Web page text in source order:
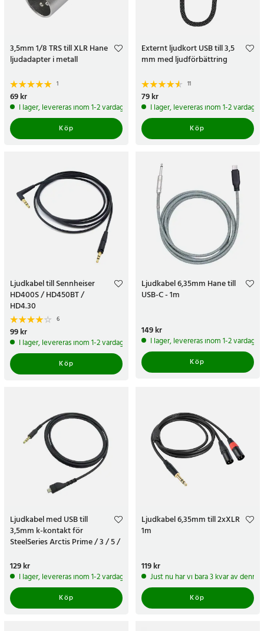
3,5mm 1/8 TRS till XLR Hane
ljudadapter i metall
1
Pris:
69 kr
I lager, levereras inom 1-2 vardagar
Köp
Externt ljudkort USB till 3,5
mm med ljudförbättring
11
Pris:
79 kr
I lager, levereras inom 1-2 vardagar
Köp
Ljudkabel till Sennheiser
HD400S / HD450BT /
HD4.30
6
Pris:
99 kr
I lager, levereras inom 1-2 vardagar
Köp
Ljudkabel 6,35mm Hane till
USB-C - 1m
Pris:149 kr
149 kr
I lager, levereras inom 1-2 vardagar
Köp
Ljudkabel med USB till
3,5mm k-kontakt för
SteelSeries Arctis Prime / 3 / 5 /
Pris:129 kr
129 kr
I lager, levereras inom 1-2 vardagar
Köp
Ljudkabel 6,35mm till 2xXLR
1m
Pris:119 kr
119 kr
Just nu har vi bara 3 kvar av denna
Köp